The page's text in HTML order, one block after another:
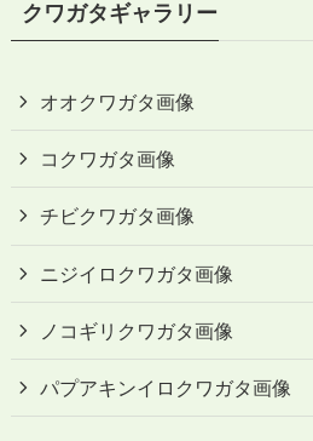
クワガタギャラリー
オオクワガタ画像
コクワガタ画像
チビクワガタ画像
ニジイロクワガタ画像
ノコギリクワガタ画像
パプアキンイロクワガタ画像